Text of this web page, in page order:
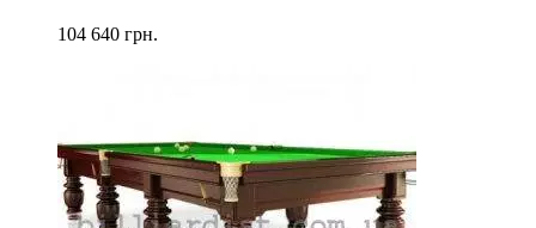
104 640 грн.